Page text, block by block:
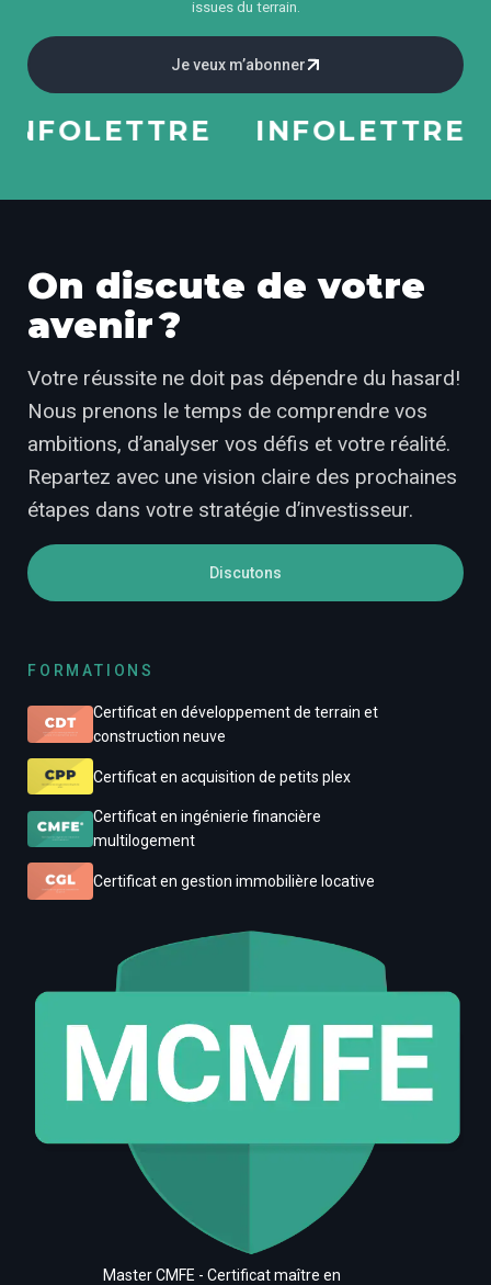
issues du terrain.
Je veux m’abonner
INFOLETTRE
On discute de votre
avenir ?
Votre réussite ne doit pas dépendre du hasard!
Nous prenons le temps de comprendre vos
ambitions, d’analyser vos défis et votre réalité.
Repartez avec une vision claire des prochaines
étapes dans votre stratégie d’investisseur.
Discutons
FORMATIONS
Certificat en développement de terrain et
construction neuve
Certificat en acquisition de petits plex
Certificat en ingénierie financière
multilogement
Certificat en gestion immobilière locative
Master CMFE - Certificat maître en